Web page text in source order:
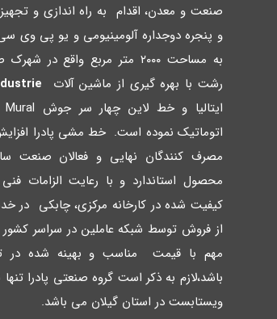
صنعت و معدن، اقدام به راه اندازي و
و پنجره دوجداره آلومینیومی و یو پی وي
به مساحت ۲۰۰۰ متر مربع واقع در
رشت با بهره گیري از ماشین آلات
ایتالیا و خط لاین چهار سر جوش Mural و
اتوماتیک نموده است. خط مشی پادرا
مصرف کنندگان نهایی و فعالان صنعت
محصول استاندارد و با رعایت الزامات
کیفیت شده در کارخانه مرکزي، چابکی در
از فروش توسط شبکه عاملین در سراسر
مهم با قیمت مناسب و بهینه شده در
باشد،لازم به ذکر است گروه صنعتی پادرا
ویستابست در استان گیلان می باشد.